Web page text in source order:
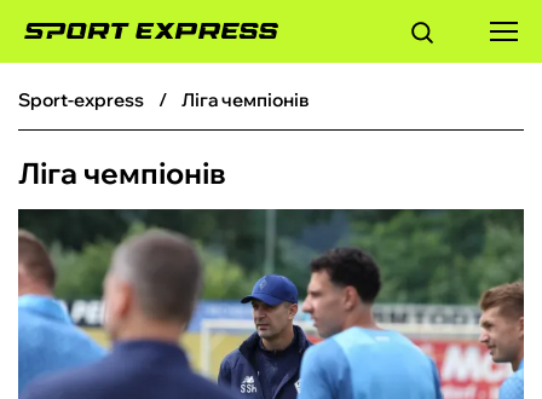
ФУТБОЛ
БОКС
ХОКЕЙ
ТЕНІС
sport-express Ліга чемпіонів
Ліга чемпіонів